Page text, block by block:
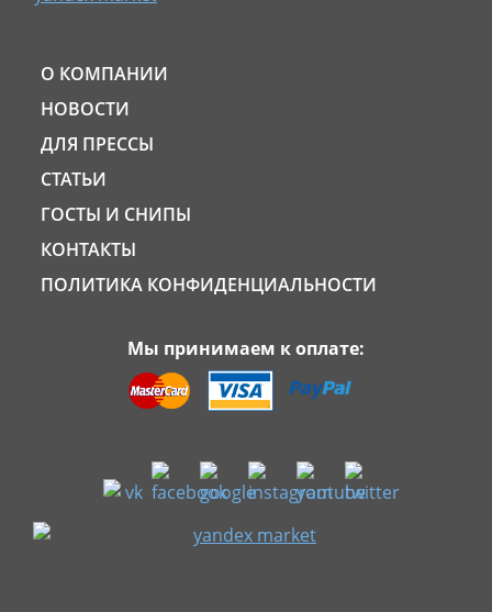
О КОМПАНИИ
НОВОСТИ
ДЛЯ ПРЕССЫ
СТАТЬИ
ГОСТЫ И СНИПЫ
КОНТАКТЫ
ПОЛИТИКА КОНФИДЕНЦИАЛЬНОСТИ
Мы принимаем к оплате: